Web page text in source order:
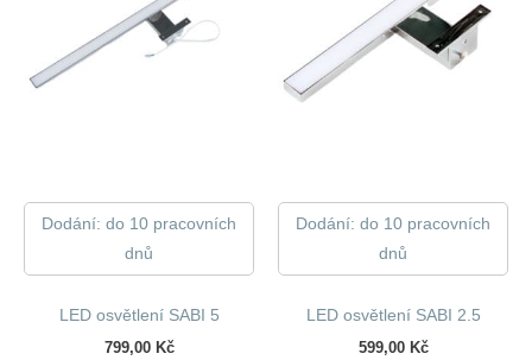
Dodání: do 10 pracovních
dnů
LED osvětlení SABI 5
799,00 Kč
Dodání: do 10 pracovních
dnů
LED osvětlení SABI 2.5
599,00 Kč